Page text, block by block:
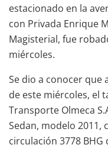
estacionado en la
con Privada Enrique
Magisterial, fue
miércoles.
Se dio a conocer que
de este miércoles, el
Transporte Olmeca
Sedan, modelo 2011,
circulación 3778